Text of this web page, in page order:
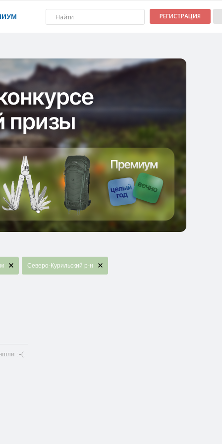
РЕГИСТРАЦИЯ
Северо-Курильский р-н
:-(.